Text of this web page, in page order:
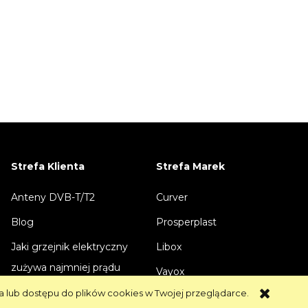
lub dostępu do plików cookies w Twojej przeglądarce.
Strefa Klienta
Anteny DVB-T/T2
Blog
Jaki grzejnik elektryczny
zużywa najmniej prądu
Jaką antenę wybrać do
Strefa Marek
Curver
Prosperplast
Libox
Vayox
KingMount